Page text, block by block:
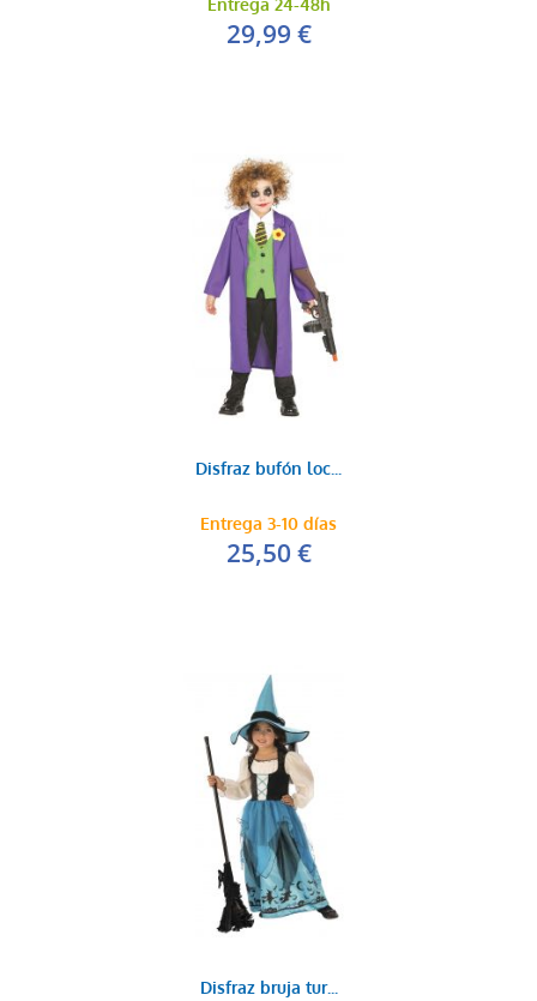
Entrega 24-48h
29,99 €
Disfraz bufón loc...
Entrega 3-10 días
25,50 €
Disfraz bruja tur...